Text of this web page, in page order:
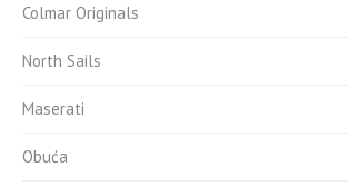
Colmar Originals
North Sails
Maserati
Obuća